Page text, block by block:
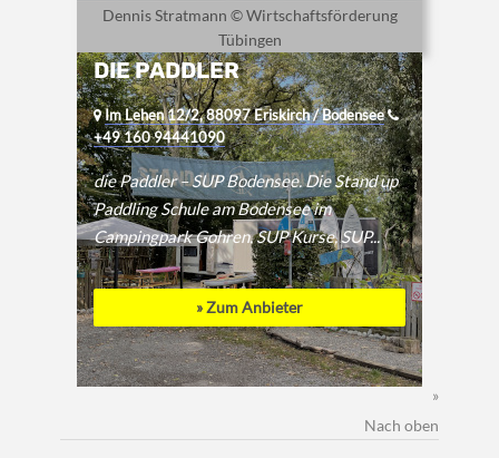
Dennis Stratmann © Wirtschaftsförderung
Tübingen
DIE PADDLER
Im Lehen 12/2, 88097 Eriskirch / Bodensee
+49 160 94441090
die Paddler – SUP Bodensee. Die Stand up
Paddling Schule am Bodensee im
Campingpark Gohren. SUP Kurse, SUP...
» Zum Anbieter
»
Nach oben